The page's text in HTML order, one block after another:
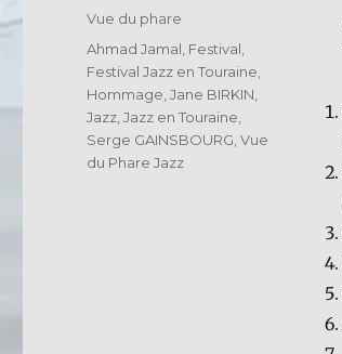
Catégories
Vue du phare
Étiquettes
Ahmad Jamal Festival
Festival Jazz en Touraine
Hommage ,Jane BIRKIN
Jazz ,Jazz en Touraine
Serge GAINSBOURG ,Vue
du Phare Jazz